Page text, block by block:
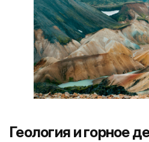
Геология и горное